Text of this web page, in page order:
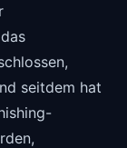
seitdem hat